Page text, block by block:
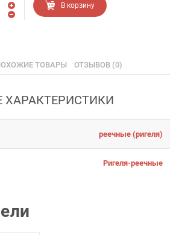
В корзину
ТОВАРЫ ОТЗЫВОВ (0)
ХАРАКТЕРИСТИКИ
реечные (ригеля)
Ригеля-реечные